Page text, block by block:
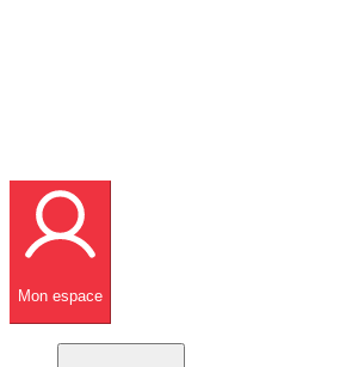
Mon espace